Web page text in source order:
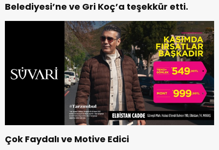
Belediyesi’ne ve Gri Koç’a teşekkür etti.
Çok Faydalı ve Motive Edici